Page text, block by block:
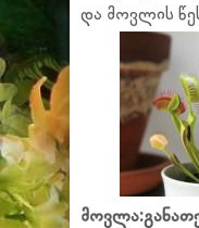
და მოვლის
მოვლა: